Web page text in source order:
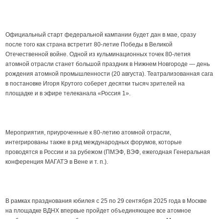
Официальный старт федеральной кампании будет дан в мае, сразу
после того как страна встретит 80-летие Победы в Великой
Отечественной войне. Одной из кульминационных точек 80-летия
атомной отрасли станет большой праздник в Нижнем Новгороде — день
рождения атомной промышленности (20 августа). Театрализованная сага
в постановке Игоря Крутого соберет десятки тысяч зрителей на
площадке и в эфире телеканала «Россия 1».
Мероприятия, приуроченные к 80-летию атомной отрасли,
интегрированы также в ряд международных форумов, которые
проводятся в России и за рубежом (ПМЭФ, ВЭФ, ежегодная Генеральная
конференция МАГАТЭ в Вене и т. п.).
В рамках празднования юбилея с 25 по 29 сентября 2025 года в Москве
на площадке ВДНХ впервые пройдет объединяющее все атомное